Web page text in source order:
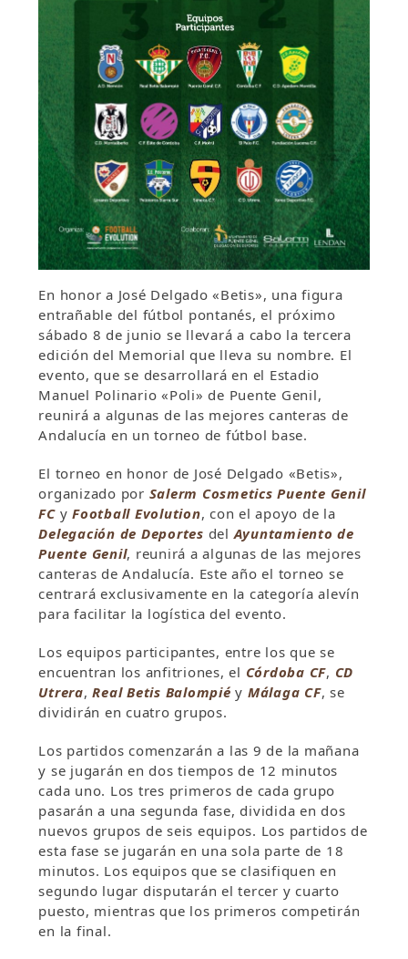
En honor a José Delgado «Betis», una figura
entrañable del fútbol pontanés, el próximo
sábado 8 de junio se llevará a cabo la tercera
edición del Memorial que lleva su nombre. El
evento, que se desarrollará en el Estadio
Manuel Polinario «Poli» de Puente Genil,
reunirá a algunas de las mejores canteras de
Andalucía en un torneo de fútbol base.
El torneo en honor de José Delgado «Betis»,
organizado por Salerm Cosmetics Puente Genil
FC yFootball Evolution, con el apoyo de la
Delegación de Deportes del Ayuntamiento de
Puente Genil, reunirá a algunas de las mejores
canteras de Andalucía. Este año el torneo se
centrará exclusivamente en la categoría alevín
para facilitar la logística del evento.
Los equipos participantes, entre los que se
encuentran los anfitriones, el Córdoba CF, CD
Utrera,Real Betis Balompié y Málaga CF, se
dividirán en cuatro grupos.
Los partidos comenzarán a las 9 de la mañana
y se jugarán en dos tiempos de 12 minutos
cada uno. Los tres primeros de cada grupo
pasarán a una segunda fase, dividida en dos
nuevos grupos de seis equipos. Los partidos de
esta fase se jugarán en una sola parte de 18
minutos. Los equipos que se clasifiquen en
segundo lugar disputarán el tercer y cuarto
puesto, mientras que los primeros competirán
en la final.